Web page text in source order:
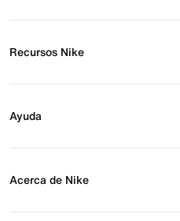
Recursos Nike
Regístrate para recibir correos
Ayuda
Preguntas frecuentes
Acerca de Nike